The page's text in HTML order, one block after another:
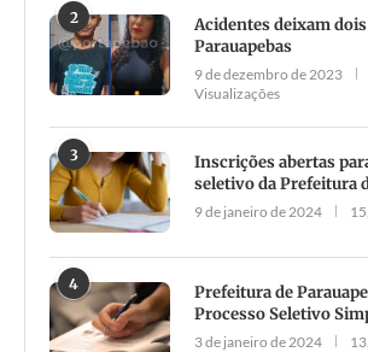
2
Acidentes deixam
Parauapebas
9 de dezembro de 2023
Visualizações
3
Inscrições abertas
seletivo da Prefeitura
9 de janeiro de 2024
4
Prefeitura de
Processo Seletivo
3 de janeiro de 2024